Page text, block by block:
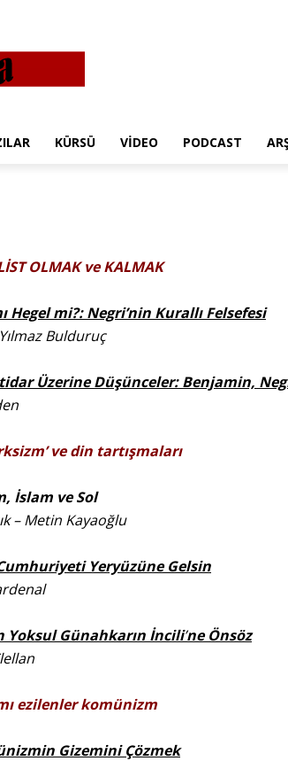
KÜRSÜ VIDEO PODCAST
OLMAK ve KALMAK
Hegel mi?: Negri’nin Kurallı Felsefesi
Bulduruç
Üzerine Düşünceler: Benjamin,
ve din tartışmaları
İslam ve Sol
– Metin Kayaoğlu
Yeryüzüne Gelsin
Yoksul Günahkarın İncili’ne Önsöz
ezilenler komünizm
Gizemini Çözmek